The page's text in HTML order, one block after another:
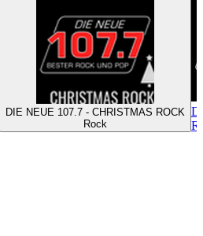
DIE NEUE 107.7 - CHRISTMAS ROCK
Rock